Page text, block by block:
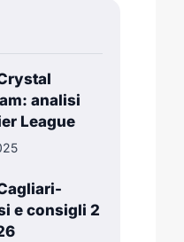
analisi
League
e consigli 2